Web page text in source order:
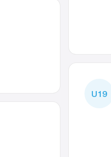
U19